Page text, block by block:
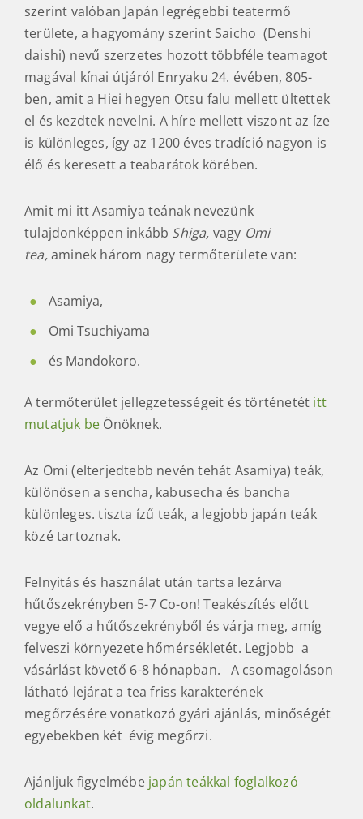
szerint valóban Japán legrégebbi teatermő
területe, a hagyomány szerint Saicho (Denshi
daishi) nevű szerzetes hozott többféle teamagot
magával kínai útjáról Enryaku 24. évében, 805-
ben, amit a Hiei hegyen Otsu falu mellett ültettek
el és kezdtek nevelni. A híre mellett viszont az íze
is különleges, így az 1200 éves tradíció nagyon is
élő és keresett a teabarátok körében.
Amit mi itt Asamiya teának nevezünk
tulajdonképpen inkább Shiga, vagy Omi
tea,aminek három nagy termőterülete van:
Asamiya,
Omi Tsuchiyama
és Mandokoro.
A termőterület jellegzetességeit és történetét itt
mutatjuk be Önöknek.
Az Omi (elterjedtebb nevén tehát Asamiya) teák,
különösen a sencha, kabusecha és bancha
különleges. tiszta ízű teák, a legjobb japán teák
közé tartoznak.
Felnyitás és használat után tartsa lezárva
hűtőszekrényben 5-7 Co-on! Teakészítés előtt
vegye elő a hűtőszekrényből és várja meg, amíg
felveszi környezete hőmérsékletét. Legjobb a
vásárlást követő 6-8 hónapban. A csomagoláson
látható lejárat a tea friss karakterének
megőrzésére vonatkozó gyári ajánlás, minőségét
egyebekben két évig megőrzi.
Ajánljuk figyelmébejapán teákkal foglalkozó
oldalunkat.